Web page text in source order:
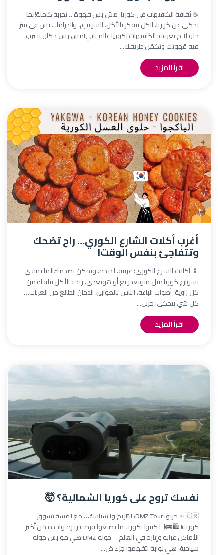
☕ ثقافة الكافيهات في كوريا: مش بس قهوة… تجربة كاملة!لما
نحكي عن كوريا، الكل بيفكر بالأكل، الشوبنق، والدراما… بس في سرّ
حلو لازم تعرفه: الكافيهات بكوريا عالم ثاني!مش بس مكان تشرب
فيه قهوتك وتكمّل طريقك...
اقرأ المزيد
أغرب أكلات الشارع الكوري… راح تضحك
وتتفاجئ بنفس الوقت!
🍢 أكلات الشارع الكوري: غريبة، لذيذة، ويمكن تصدمك!لما تمشي
بشوارع كوريا مثل ميونغدونغ أو هونغدي، ريحة الأكل بتلفك من
كل زاوية. أصوات الباعة، الناس بالطوابير، الدخان الطالع من العربات…
كل شي بيحكي: جربن...
اقرأ المزيد
نفسك تروح على كوريا الشمالية؟ 🤯
🇰🇷✨ جربوا DMZ Tour: التاريخ والسياسة… مع لمسة تسوق
كورية! 🛍️🚌إذا كنتوا بكوريا، ما تضيعوا فرصة زيارة واحدة من أكثر
الأماكن غرابة وإثارة في العالم – جولة DMZ!هي مو بس جولة
سياحية، هي بوابة لتفهموا جزء ض...